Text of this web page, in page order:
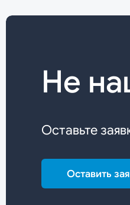
Не
Оставьте
Оставить